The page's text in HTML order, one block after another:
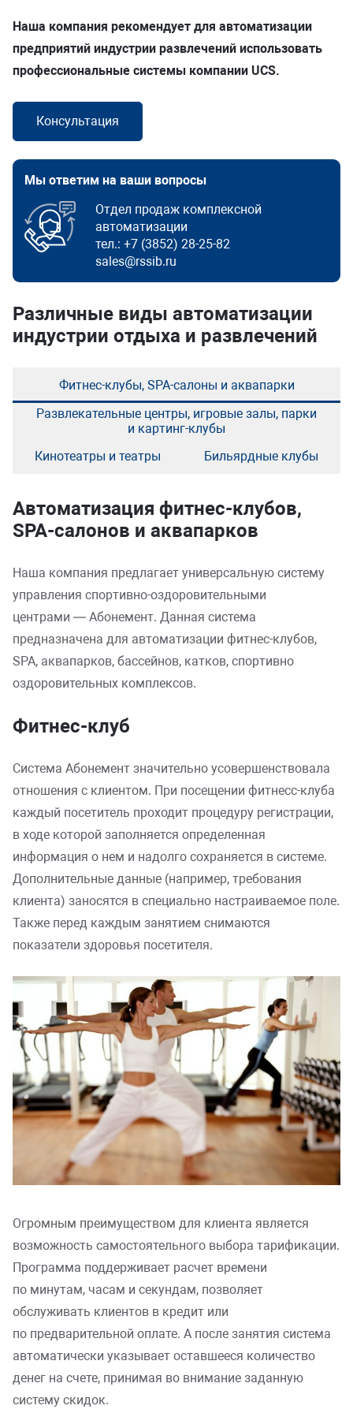
Наша компания рекомендует для автоматизации
предприятий индустрии развлечений использовать
профессиональные системы компании UCS.
Консультация
Мы ответим на ваши вопросы
Отдел продаж комплексной
автоматизации
тел.: +7 (3852) 28-25-82
sales@rssib.ru
Различные виды автоматизации
индустрии отдыха и развлечений
Фитнес-клубы, SPA-салоны и аквапарки
Развлекательные центры, игровые залы, парки
и картинг-клубы
Кинотеатры и театры
Бильярдные клубы
Автоматизация фитнес-клубов,
SPA-салонов и аквапарков
Наша компания предлагает универсальную систему
управления спортивно-оздоровительными
центрами — Абонемент. Данная система
предназначена для автоматизации фитнес-клубов,
SPA, аквапарков, бассейнов, катков, спортивно
оздоровительных комплексов.
Фитнес-клуб
Система Абонемент значительно усовершенствовала
отношения с клиентом. При посещении фитнесс-клуба
каждый посетитель проходит процедуру регистрации,
в ходе которой заполняется определенная
информация о нем и надолго сохраняется в системе.
Дополнительные данные (например, требования
клиента) заносятся в специально настраиваемое поле.
Также перед каждым занятием снимаются
показатели здоровья посетителя.
Огромным преимуществом для клиента является
возможность самостоятельного выбора тарификации.
Программа поддерживает расчет времени
по минутам, часам и секундам, позволяет
обслуживать клиентов в кредит или
по предварительной оплате. А после занятия система
автоматически указывает оставшееся количество
денег на счете, принимая во внимание заданную
систему скидок.